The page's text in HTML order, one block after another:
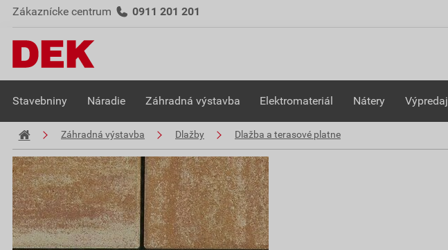
Zákaznícke centrum 0911 201 201
Stavebniny Náradie Záhradná výstavba Elektromateriál Nátery Výpredaj
Záhradná výstavba Dlažby Dlažba a terasové platne